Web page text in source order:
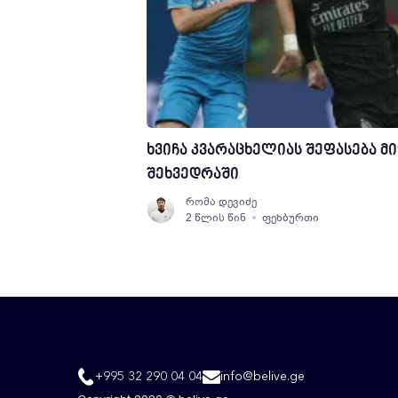
ხვიჩა კვარაცხელიას შეფასება
შეხვედრაში
რომა დევიძე
2 წლის წინ
ფეხბურთი
+995 32 290 04 04 info@belive.ge